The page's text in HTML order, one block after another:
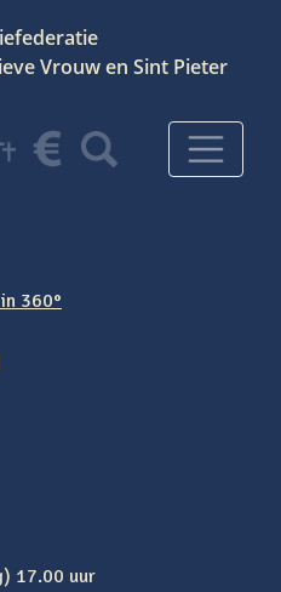
Vrouw en Sint Pieter
360°
17.00 uur